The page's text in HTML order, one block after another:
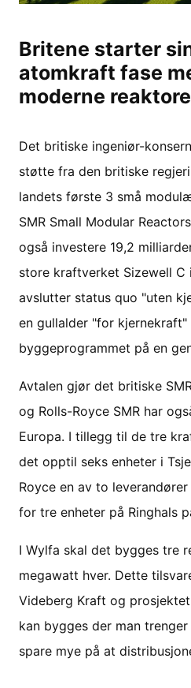
Britene starter
atomkraft fase
moderne
Det britiske ingeniør-
støtte fra den britiske
landets første 3 små
SMR Small Modular
også investere 19,2
store kraftverket Sizewell C
avslutter status quo "uten
en gullalder "for
byggeprogrammet på en
Avtalen gjør det britiske
og Rolls-Royce SMR har
Europa. I tillegg til de tre
det opptil seks enheter i
Royce en av to
for tre enheter på Ringhals
I Wylfa skal det bygges tre
megawatt hver. Dette
Videberg Kraft og
kan bygges der man
spare mye på at